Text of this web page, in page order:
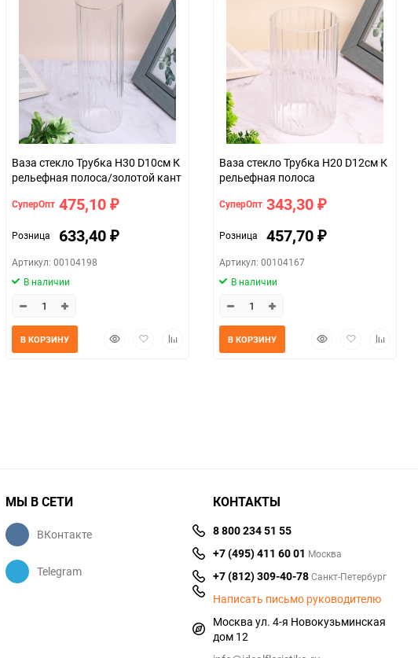
Ваза стекло Трубка H30 D10см К
рельефная полоса/золотой кант
СуперОпт 475,10 ₽
Розница 633,40 ₽
Артикул: 00104198
В наличии
БыстрыйДобавитьДобавить
В КОРЗИНУ
Ваза стекло Трубка H20 D12см К
рельефная полоса
СуперОпт 343,30 ₽
Розница 457,70 ₽
Артикул: 00104167
В наличии
БыстрыйДобавить
В КОРЗИНУ
МЫ В СЕТИ
ВКонтакте
Telegram
КОНТАКТЫ
8 800 234 51 55
+7 (495) 411 60 01 Москва
+7 (812) 309-40-78Санкт-Петербург
Написать письмо руководителю
Москва ул. 4-я Новокузьминская
дом 12